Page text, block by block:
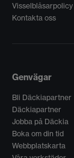
Visselblåsarpolicy
Kontakta oss
Genvägar
Bli Däckiapartner
Däckiapartner
Jobba på Däckia
Boka om din tid
Webbplatskarta